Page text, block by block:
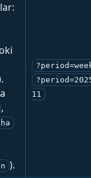
,
).
11